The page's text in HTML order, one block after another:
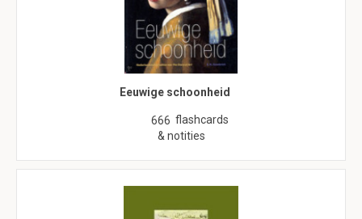
Eeuwige schoonheid
666 flashcards
& notities